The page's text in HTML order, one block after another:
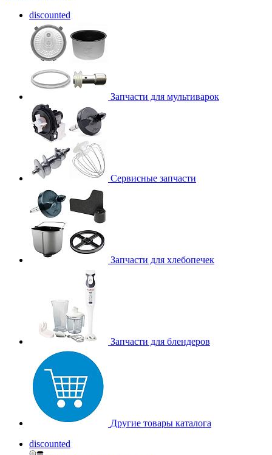
discounted
Запчасти для мультиварок
Сервисные запчасти
Запчасти для хлебопечек
Запчасти для блендеров
Другие товары каталога
discounted